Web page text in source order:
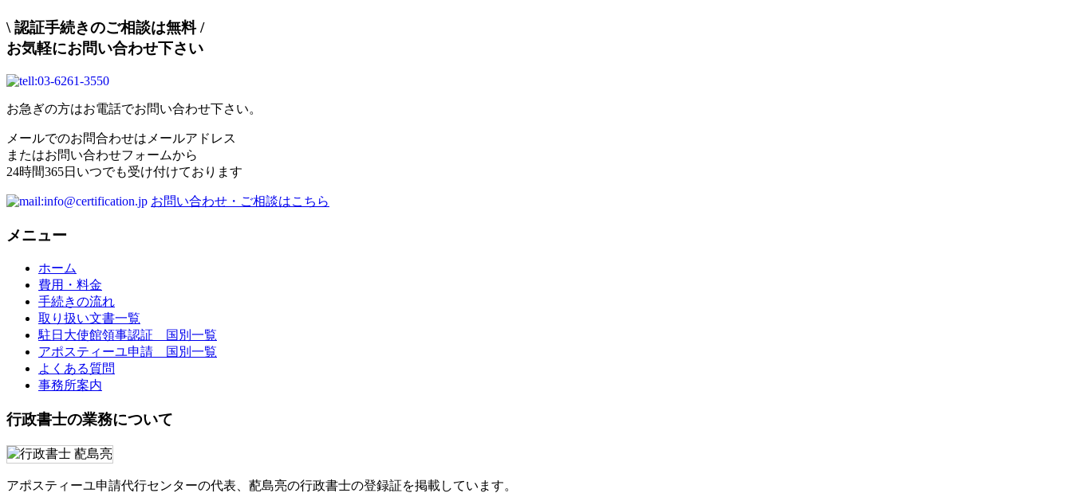
\認証手続きのご相談は無料/
お気軽にお問い合わせ下さい
お急ぎの方はお電話でお問い合わせ下さい。
メールでのお問合わせはメールアドレス
またはお問い合わせフォームから
24時間365日いつでも受け付けております
お問い合わせ・ご相談はこちら
メニュー
ホーム
費用・料金
手続きの流れ
取り扱い文書一覧
駐日大使館領事認証 国別一覧
アポスティーユ申請 国別一覧
よくある質問
事務所案内
行政書士の業務について
アポスティーユ申請代行センターの代表、蓜島亮の行政書士の登録証を掲載しています。